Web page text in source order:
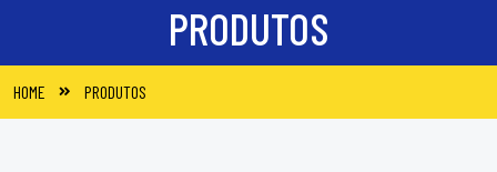
FALE CONOSCO
PRODUTOS
HOME PRODUTOS